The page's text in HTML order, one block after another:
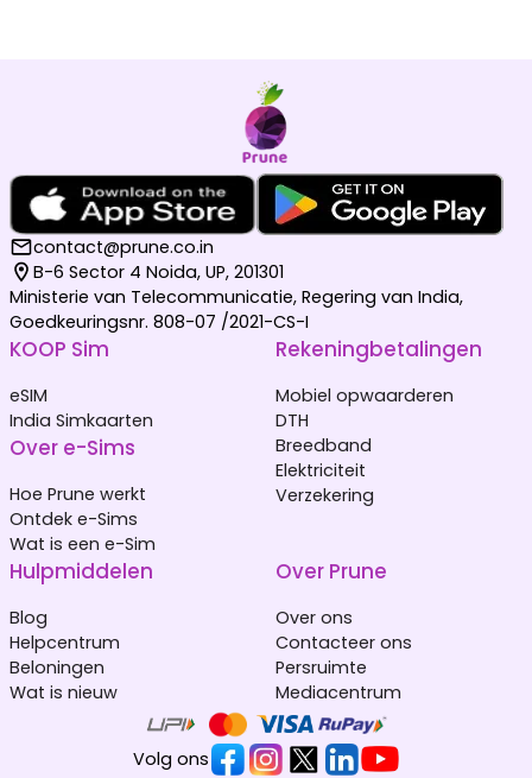
contact@prune.co.in
B-6 Sector 4 Noida, UP, 201301
Ministerie van Telecommunicatie, Regering van India,
Goedkeuringsnr. 808-07 /2021-CS-I
KOOP Sim
eSIM
India Simkaarten
Over e-Sims
Hoe Prune werkt
Ontdek e-Sims
Wat is een e-Sim
Rekeningbetalingen
Mobiel opwaarderen
DTH
Breedband
Elektriciteit
Verzekering
Hulpmiddelen
Blog
Helpcentrum
Beloningen
Wat is nieuw
Over Prune
Over ons
Contacteer ons
Persruimte
Mediacentrum
Volg ons